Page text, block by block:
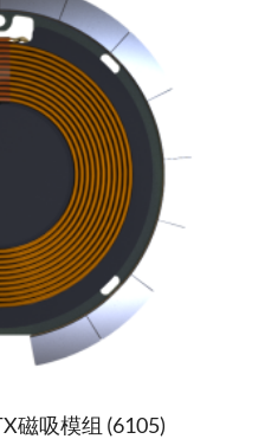
磁吸模组 (6105)